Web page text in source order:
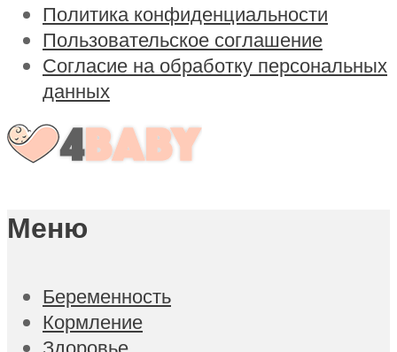
Политика конфиденциальности
Пользовательское соглашение
Согласие на обработку персональных
данных
Меню
Беременность
Кормление